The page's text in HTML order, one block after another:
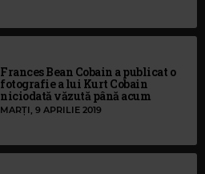
Frances Bean Cobain a publicat o
fotografie a lui Kurt Cobain
niciodată văzută până acum
MARȚI, 9 APRILIE 2019